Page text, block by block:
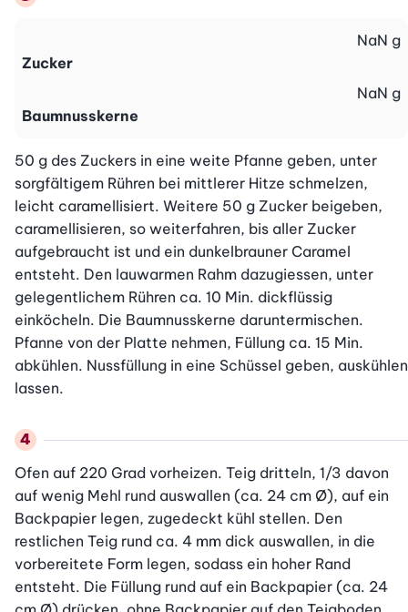
Zucker
NaN g
Baumnusskerne
NaN g
50 g des Zuckers in eine weite Pfanne geben, unter
sorgfältigem Rühren bei mittlerer Hitze schmelzen,
leicht caramellisiert. Weitere 50 g Zucker beigeben,
caramellisieren, so weiterfahren, bis aller Zucker
aufgebraucht ist und ein dunkelbrauner Caramel
entsteht. Den lauwarmen Rahm dazugiessen, unter
gelegentlichem Rühren ca. 10 Min. dickflüssig
einköcheln. Die Baumnusskerne daruntermischen.
Pfanne von der Platte nehmen, Füllung ca. 15 Min.
abkühlen. Nussfüllung in eine Schüssel geben, auskühlen
lassen.
Ofen auf 220 Grad vorheizen. Teig dritteln, 1/3 davon
auf wenig Mehl rund auswallen (ca. 24 cm Ø), auf ein
Backpapier legen, zugedeckt kühl stellen. Den
restlichen Teig rund ca. 4 mm dick auswallen, in die
vorbereitete Form legen, sodass ein hoher Rand
entsteht. Die Füllung rund auf ein Backpapier (ca. 24